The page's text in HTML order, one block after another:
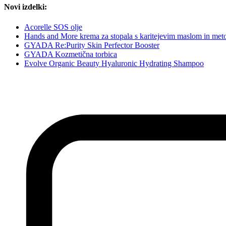
Novi izdelki:
Acorelle SOS olje
Hands and More krema za stopala s karitejevim maslom in
GYADA Re:Purity Skin Perfector Booster
GYADA Kozmetična torbica
Evolve Organic Beauty Hyaluronic Hydrating Shampoo